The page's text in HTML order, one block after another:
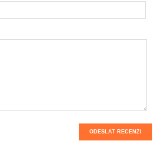
ODESLAT RECENZI